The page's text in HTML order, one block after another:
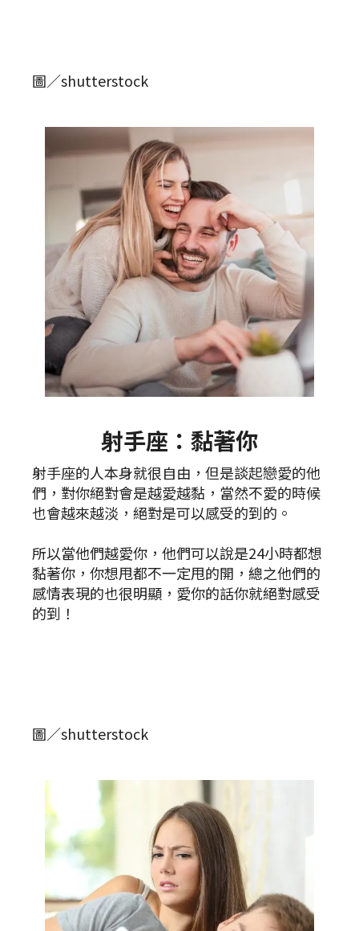
圖／shutterstock
射手座：黏著你
射手座的人本身就很自由，但是談起戀愛的他
們，對你絕對會是越愛越黏，當然不愛的時候
也會越來越淡，絕對是可以感受的到的。
所以當他們越愛你，他們可以說是24小時都想
黏著你，你想甩都不一定甩的開，總之他們的
感情表現的也很明顯，愛你的話你就絕對感受
的到！
圖／shutterstock